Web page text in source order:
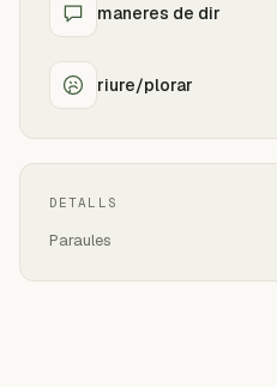
maneres de dir
riure/plorar
DETALLS
Paraules